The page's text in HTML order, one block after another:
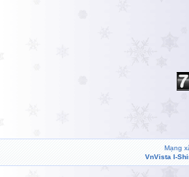
Mạng
VnVista I-